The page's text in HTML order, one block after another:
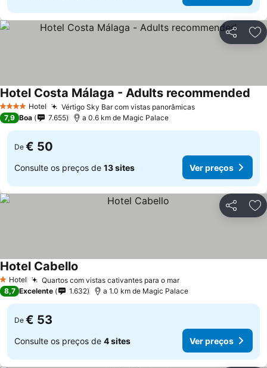
Partilhar
4 EstrelasHotel Vértigo Sky Bar com vistas panorâmicasVer preços
Hotel Costa Málaga - Adults recommended
7,9 Boa 7.655 a 0.6 km de Magic Palace
De € 50
Consulte os preços de 13 sites Ver preços
Partilhar
1 Estrelas
Hotel Quartos com vistas cativantes para o marVer preços
Hotel Cabello
8,7 Excelente 1.632 a 1.0 km de Magic Palace
De € 53
Consulte os preços de 4 sites Ver preços